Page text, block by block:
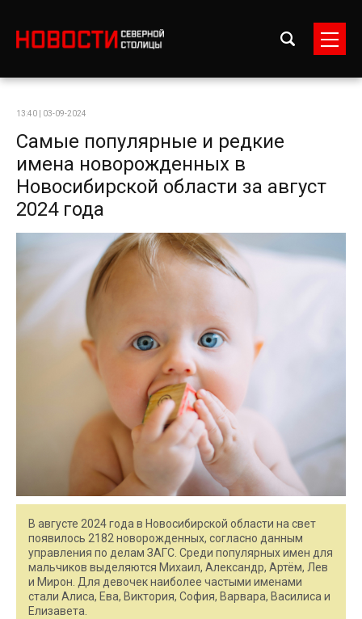
13:40 | 03-09-2024
Самые популярные и редкие
имена новорожденных в
Новосибирской области за август
2024 года
В августе 2024 года в Новосибирской области на свет
появилось 2182 новорожденных, согласно данным
управления по делам ЗАГС. Среди популярных имен для
мальчиков выделяются Михаил, Александр, Артём, Лев
и Мирон. Для девочек наиболее частыми именами
стали Алиса, Ева, Виктория, София, Варвара, Василиса и
Елизавета.